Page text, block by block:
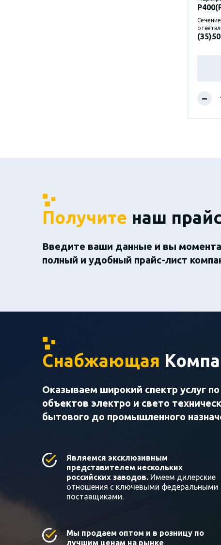
–
Получите наш
Введите ваши данные и вы
полный и удобный прайс-лист
Снабжающая
Оказываем широкий спектр услуг
объектов электро и свето
бытового до промышленного
Являемся эксклюзивным
представителем нескольких
российских заводов. Имеем дилерские
отношения с ключевыми федеральными
поставщиками.
Мы продаем оптом и в розницу по
лучшим ценам на рынке